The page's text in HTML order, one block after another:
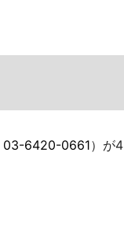
03-6420-0661）が4